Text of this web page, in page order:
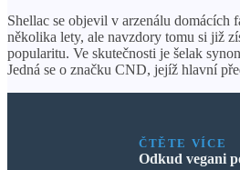
Shellac se objevil v arzenálu domácích
několika lety, ale navzdory tomu si již
popularitu. Ve skutečnosti je šelak
Jedná se o značku CND, jejíž hlavní
ČTĚTE VÍCE
Odkud vegani